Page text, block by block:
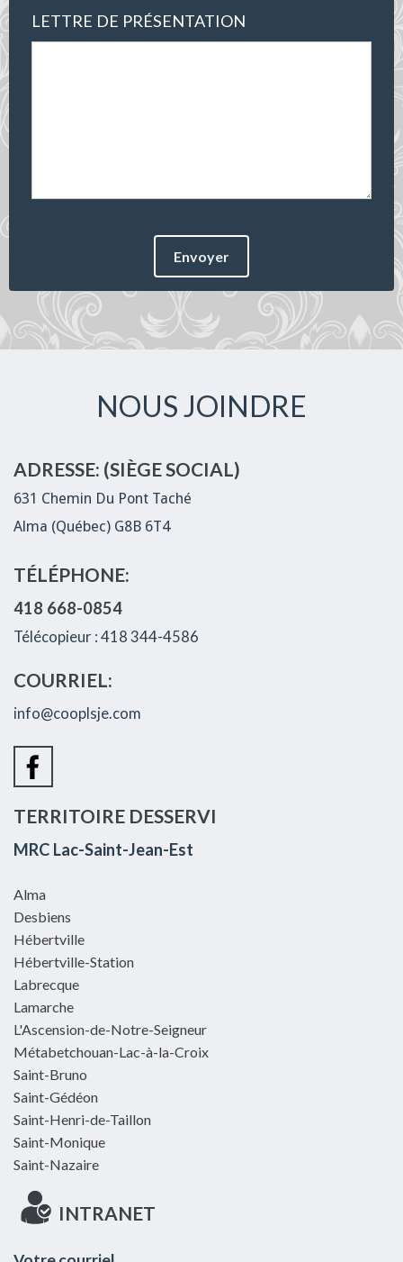
LETTRE DE PRÉSENTATION
Envoyer
NOUS JOINDRE
ADRESSE: (SIÈGE SOCIAL)
631 Chemin Du Pont Taché
Alma (Québec) G8B 6T4
TÉLÉPHONE:
418 668-0854
Télécopieur : 418 344-4586
COURRIEL:
info@cooplsje.com
TERRITOIRE DESSERVI
MRC Lac-Saint-Jean-Est
Alma
Desbiens
Hébertville
Hébertville-Station
Labrecque
Lamarche
L'Ascension-de-Notre-Seigneur
Métabetchouan-Lac-à-la-Croix
Saint-Bruno
Saint-Gédéon
Saint-Henri-de-Taillon
Saint-Monique
Saint-Nazaire
INTRANET